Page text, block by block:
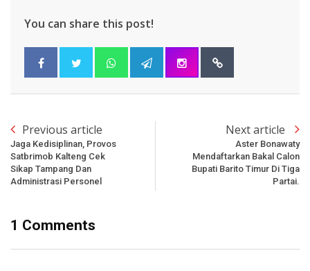
You can share this post!
Previous article
Jaga Kedisiplinan, Provos
Satbrimob Kalteng Cek
Sikap Tampang Dan
Administrasi Personel
Next article
Aster Bonawaty
Mendaftarkan Bakal Calon
Bupati Barito Timur Di Tiga
Partai.
1 Comments